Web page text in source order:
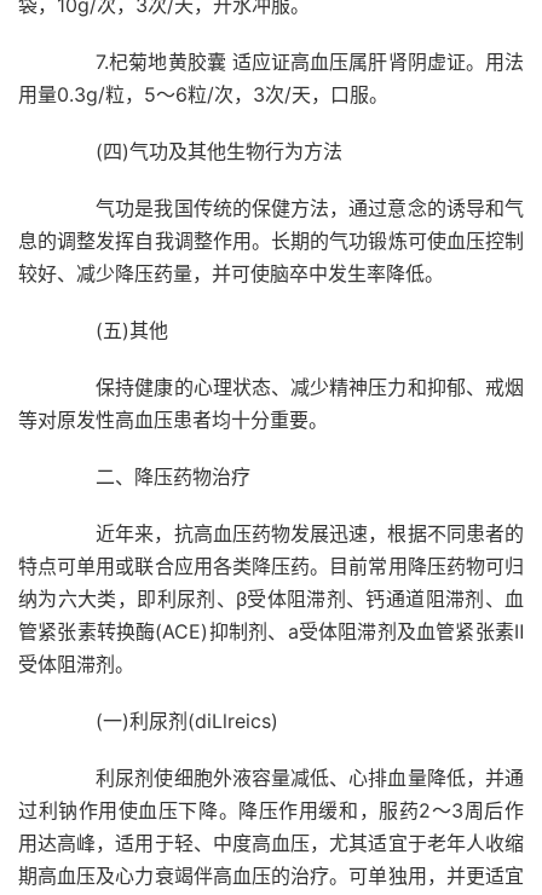
袋，10g/次，3次/天，开水冲服。
7.杞菊地黄胶囊 适应证高血压属肝肾阴虚证。用法
用量0.3g/粒，5～6粒/次，3次/天，口服。
(四)气功及其他生物行为方法
气功是我国传统的保健方法，通过意念的诱导和气
息的调整发挥自我调整作用。长期的气功锻炼可使血压控制
较好、减少降压药量，并可使脑卒中发生率降低。
(五)其他
保持健康的心理状态、减少精神压力和抑郁、戒烟
等对原发性高血压患者均十分重要。
二、降压药物治疗
近年来，抗高血压药物发展迅速，根据不同患者的
特点可单用或联合应用各类降压药。目前常用降压药物可归
纳为六大类，即利尿剂、β受体阻滞剂、钙通道阻滞剂、血
管紧张素转换酶(ACE)抑制剂、a受体阻滞剂及血管紧张素Ⅱ
受体阻滞剂。
(一)利尿剂(diLlreics)
利尿剂使细胞外液容量减低、心排血量降低，并通
过利钠作用使血压下降。降压作用缓和，服药2～3周后作
用达高峰，适用于轻、中度高血压，尤其适宜于老年人收缩
期高血压及心力衰竭伴高血压的治疗。可单独用，并更适宜